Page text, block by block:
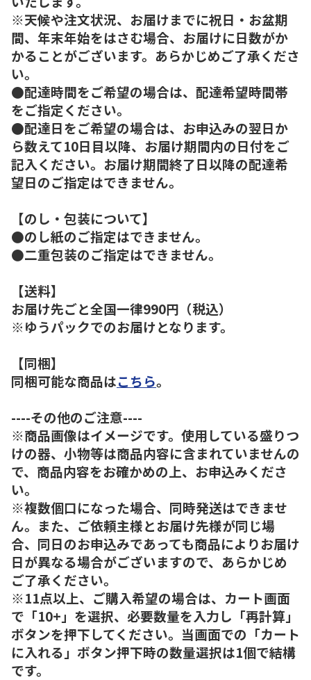
※天候や注文状況、お届けまでに祝日・お盆期
間、年末年始をはさむ場合、お届けに日数がか
かることがございます。あらかじめご了承くださ
い。
●配達時間をご希望の場合は、配達希望時間帯
をご指定ください。
●配達日をご希望の場合は、お申込みの翌日か
ら数えて10日目以降、お届け期間内の日付をご
記入ください。お届け期間終了日以降の配達希
望日のご指定はできません。
【のし・包装について】
●のし紙のご指定はできません。
●二重包装のご指定はできません。
【送料】
お届け先ごと全国一律990円（税込）
※ゆうパックでのお届けとなります。
【同梱】
同梱可能な商品はこちら。
----その他のご注意----
※商品画像はイメージです。使用している盛りつ
けの器、小物等は商品内容に含まれていませんの
で、商品内容をお確かめの上、お申込みくださ
い。
※複数個口になった場合、同時発送はできませ
ん。また、ご依頼主様とお届け先様が同じ場
合、同日のお申込みであっても商品によりお届け
日が異なる場合がございますので、あらかじめ
ご了承ください。
※11点以上、ご購入希望の場合は、カート画面
で「10+」を選択、必要数量を入力し「再計算」
ボタンを押下してください。当画面での「カート
に入れる」ボタン押下時の数量選択は1個で結構
です。